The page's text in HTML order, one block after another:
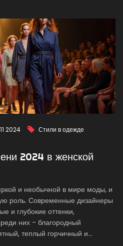
2024 Стили в одежде
2024 в женской
и необычной в мире моды, и
роль. Современные дизайнеры
и глубокие оттенки,
них - благородный
теплый горчичный и